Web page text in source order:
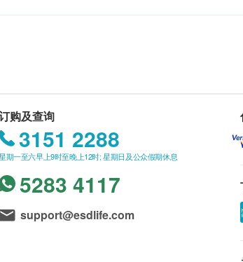
购及查询
3151 2288
期一至六早上9时至晚上12时; 星期日及公众假期休息
5283 4117
support@esdlife.com